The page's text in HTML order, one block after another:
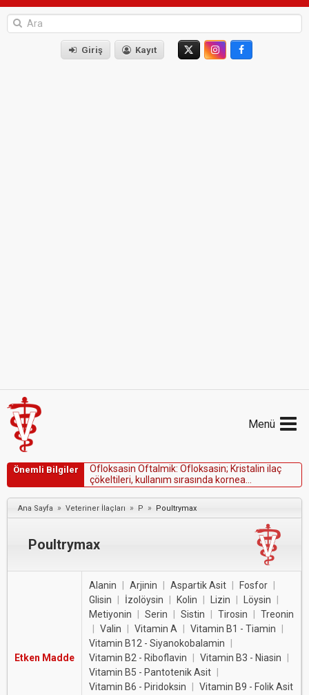
Giriş Kayıt
Menü
Önemli Bilgiler Ofoksasin Ofta mik: Ofoksasin; Krista in i aç
çöke ti eri, ku anım sırasında kornea
kusurlarınınyüzeyselkısmındagörülebilir.
Ana Sayfa » Veteriner İlaçları » P » Poultrymax
Poultrymax
Etken Madde
Alanin Arjinin Aspartik Asit Fosfor
Glisin
İzolöysin Kolin Lizin Löysin
Metiyonin
Serin Sistin Tirosin
Treonin
Valin Vitamin A Vitamin B1 - Tiamin
Vitamin B12 - Siyanokobalamin
Vitamin B2 - Riboflavin
Vitamin B3 - Niasin
Vitamin B5 - Pantotenik Asit
Vitamin B6 - Piridoksin
Vitamin B9 - Folik Asit